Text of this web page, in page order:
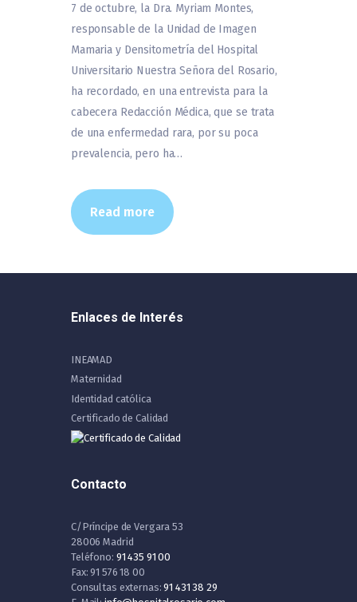
7 de octubre, la Dra. Myriam Montes,
responsable de la Unidad de Imagen
Mamaria y Densitometría del Hospital
Universitario Nuestra Señora del Rosario,
ha recordado, en una entrevista para la
cabecera Redacción Médica, que se trata
de una enfermedad rara, por su poca
prevalencia, pero ha…
Read more
Enlaces de Interés
INEAMAD
Maternidad
Identidad católica
Certificado de Calidad
Contacto
C/Príncipe de Vergara 53
28006 Madrid
Teléfono: 91 435 91 00
Fax: 91 576 18 00
Consultas externas:91 431 38 29